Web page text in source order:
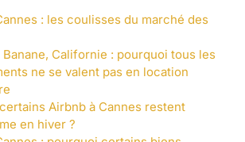
: les coulisses du marché des
Californie : pourquoi tous les
ne se valent pas en location
Airbnb à Cannes restent
en hiver ?